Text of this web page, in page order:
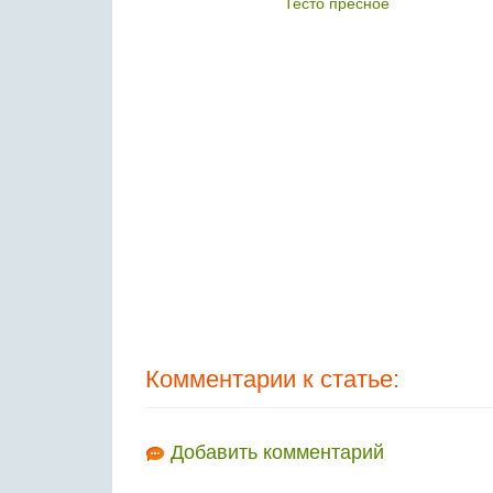
Тесто пресное
Комментарии к статье:
Добавить комментарий